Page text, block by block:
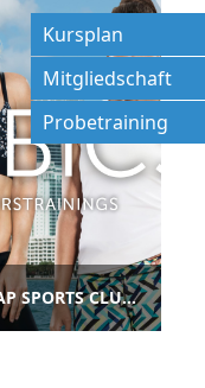
Kursplan
Mitgliedschaft
Probetraining
CYBEROBICS® KURSE BALD IM MAP SPORTS CLUB…